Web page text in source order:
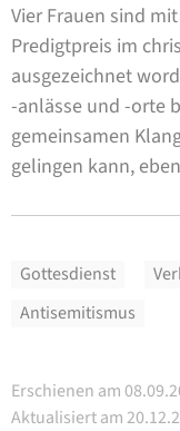
Vier Frauen sind
Predigtpreis im
ausgezeichnet
-anlässe und -orte
gemeinsamen
gelingen kann,
Gottesdienst
Antisemitismus
Erschienen am
Aktualisiert am